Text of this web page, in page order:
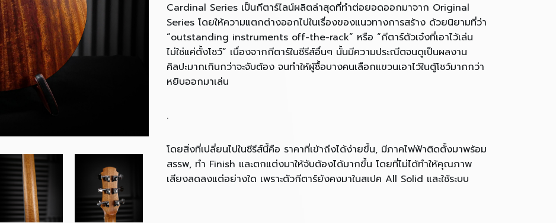
Cardinal Series เป็นกีตาร์ไลน์ผลิตล่าสุดที่ทำต่อยอดออกมาจาก Original
Series โดยให้ความแตกต่างออกไปในเรื่องของแนวทางการสร้าง ด้วยนิยามที่ว่า
“outstanding instruments off-the-rack” หรือ “กีตาร์ตัวเจ๋งที่เอาไว้เล่น
ไม่ใช่แค่ตั้งโชว์” เนื่องจากกีตาร์ในซีรีส์อื่นๆ นั้นมีความประณีตจนดูเป็นผลงาน
ศิลปะมากเกินกว่าจะจับต้อง จนทำให้ผู้ซื้อบางคนเลือกแขวนเอาไว้ในตู้โชว์มากกว่า
หยิบออกมาเล่น
.
โดยสิ่งที่เปลี่ยนไปในซีรีส์นี้คือ ราคาที่เข้าถึงได้ง่ายขึ้น, มีภาคไฟฟ้าติดตั้งมาพร้อม
สรรพ, ทำ Finish และตกแต่งมาให้จับต้องได้มากขึ้น โดยที่ไม่ได้ทำให้คุณภาพ
เสียงลดลงแต่อย่างใด เพราะตัวกีตาร์ยังคงมาในสเปค All Solid และใช้ระบบ